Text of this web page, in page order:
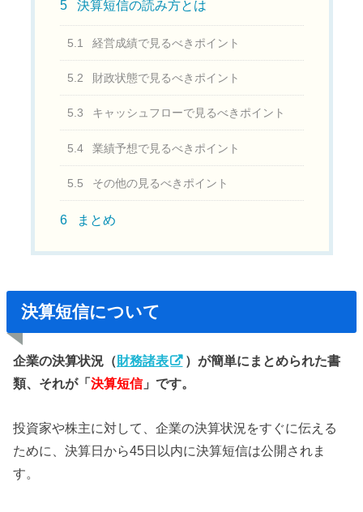
5 決算短信の読み方とは
5.1 経営成績で見るべきポイント
5.2 財政状態で見るべきポイント
5.3 キャッシュフローで見るべきポイント
5.4 業績予想で見るべきポイント
5.5 その他の見るべきポイント
6 まとめ
決算短信について
企業の決算状況（財務諸表
）が簡単にまとめられた書
類、それが「決算短信」です。
投資家や株主に対して、企業の決算状況をすぐに伝える
ために、決算日から45日以内に決算短信は公開されま
す。